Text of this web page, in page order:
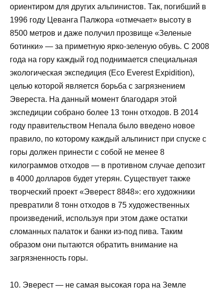
ориентиром для других альпинистов. Так, погибший в
1996 году Цеванга Палжора «отмечает» высоту в
8500 метров и даже получил прозвище «Зеленые
ботинки» — за приметную ярко-зеленую обувь. С 2008
года на гору каждый год поднимается специальная
экологическая экспедиция (Eco Everest Expidition),
целью которой является борьба с загрязнением
Эвереста. На данный момент благодаря этой
экспедиции собрано более 13 тонн отходов. В 2014
году правительством Непала было введено новое
правило, по которому каждый альпинист при спуске с
горы должен принести с собой не менее 8
килограммов отходов — в противном случае депозит
в 4000 долларов будет утерян. Существует также
творческий проект «Эверест 8848»: его художники
превратили 8 тонн отходов в 75 художественных
произведений, используя при этом даже остатки
сломанных палаток и банки из-под пива. Таким
образом они пытаются обратить внимание на
загрязненность горы.
10. Эверест — не самая высокая гора на Земле